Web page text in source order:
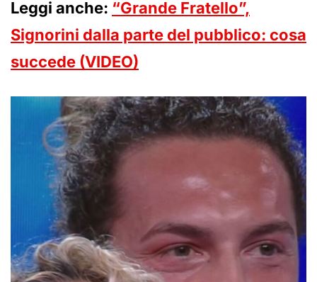
Leggi anche: “Grande Fratello”,
Signorini dalla parte del pubblico: cosa
succede (VIDEO)